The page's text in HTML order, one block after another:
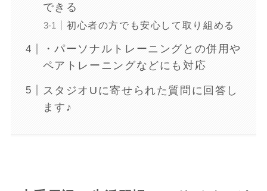
できる
初心者の方でも安心して取り組める
・パーソナルトレーニングとの併用や
ペアトレーニングなどにも対応
スタジオUに寄せられた質問に回答し
ます♪